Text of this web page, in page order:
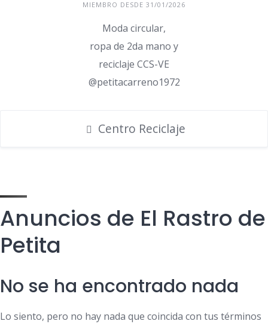
MIEMBRO DESDE 31/01/2026
Moda circular,
ropa de 2da mano y
reciclaje CCS-VE
@petitacarreno1972
Centro Reciclaje
Anuncios de El Rastro de
Petita
No se ha encontrado nada
Lo siento, pero no hay nada que coincida con tus términos